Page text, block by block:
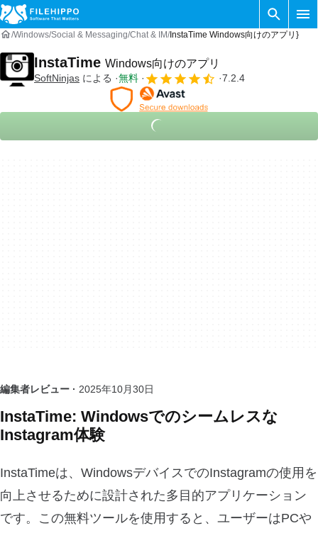
Windows Social & Messaging Chat & IM InstaTime Windows向けのアプリ}
InstaTime Windows向けのアプリ
SoftNinjas による 無料 7.2.4
編集者レビュー · 2025年10月30日
InstaTime: Windowsでのシームレスな
Instagram体験
InstaTimeは、WindowsデバイスでのInstagramの使用を
向上させるために設計された多目的アプリケーション
です。この無料ツールを使用すると、ユーザーはPCや